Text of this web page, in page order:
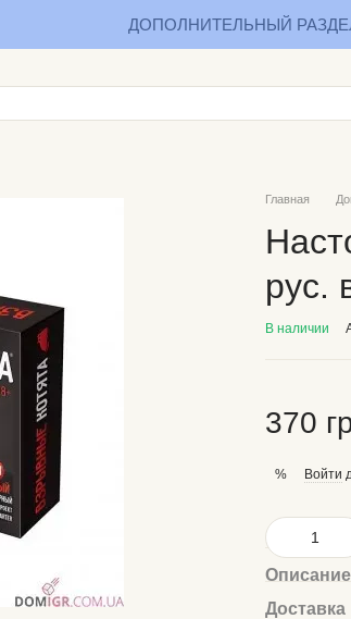
ДОПОЛНИТЕЛЬНЫЙ
Главная
рус.
В наличии
370
% Войти
Описание
Доставка